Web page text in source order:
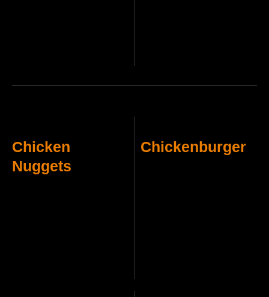
Chicken
Nuggets
Chickenburger